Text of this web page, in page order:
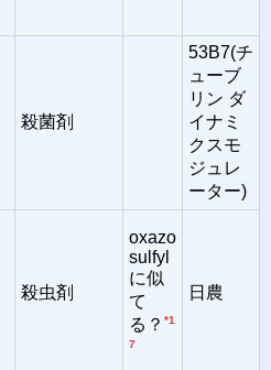
殺菌剤
53B7(チ
ューブ
リン ダ
イナミ
クスモ
ジュレ
ーター)
殺虫剤
oxazo
sulfyl
に似
て
る？*1
7
日農